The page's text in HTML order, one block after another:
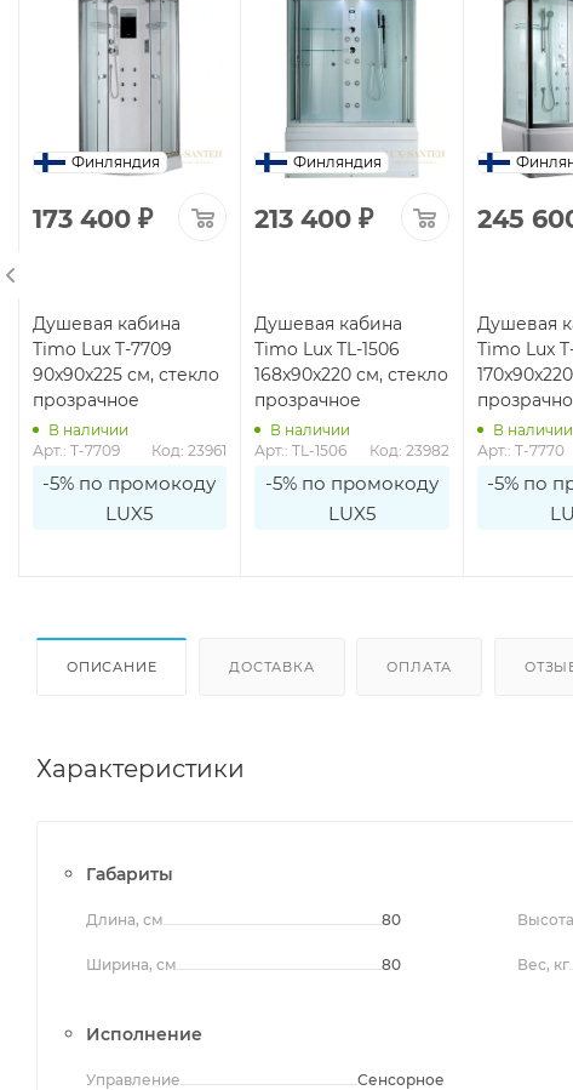
Финляндия
173 400₽
Душевая кабина
Timo Lux T-7709
90x90x225 см, стекло
прозрачное
В наличии
Арт.: T-7709
Код: 23961
-5% по промокоду
LUX5
Финляндия
213 400 ₽
Душевая кабина
Timo Lux TL-1506
168x90x220 см, стекло
прозрачное
В наличии
Арт.: TL-1506
Код: 23982
-5% по промокоду
LUX5
245
Душевая
Timo Lux
В наличии
Арт.: T-7770
-5% по
ОПИСАНИЕ ДОСТАВКА ОПЛАТА
Характеристики
Габариты
Длина, см 80
Ширина, см 80 Вес, кг
Исполнение
Управление Сенсорное